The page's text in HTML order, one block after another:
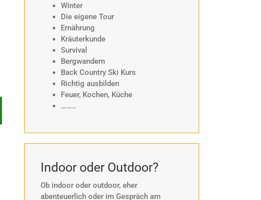
Winter
Die eigene Tour
Ernährung
Kräuterkunde
Survival
Bergwandern
Back Country Ski Kurs
Richtig ausbilden
Feuer, Kochen, Küche
……..
Indoor oder Outdoor?
Ob indoor oder outdoor, eher
abenteuerlich oder im Gespräch am